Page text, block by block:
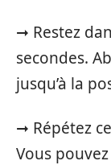
➞ Restez
secondes.
jusqu’à la
➞ Répétez
Vous